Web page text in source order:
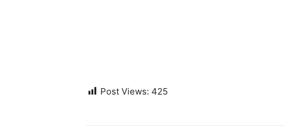
Post Views: 425